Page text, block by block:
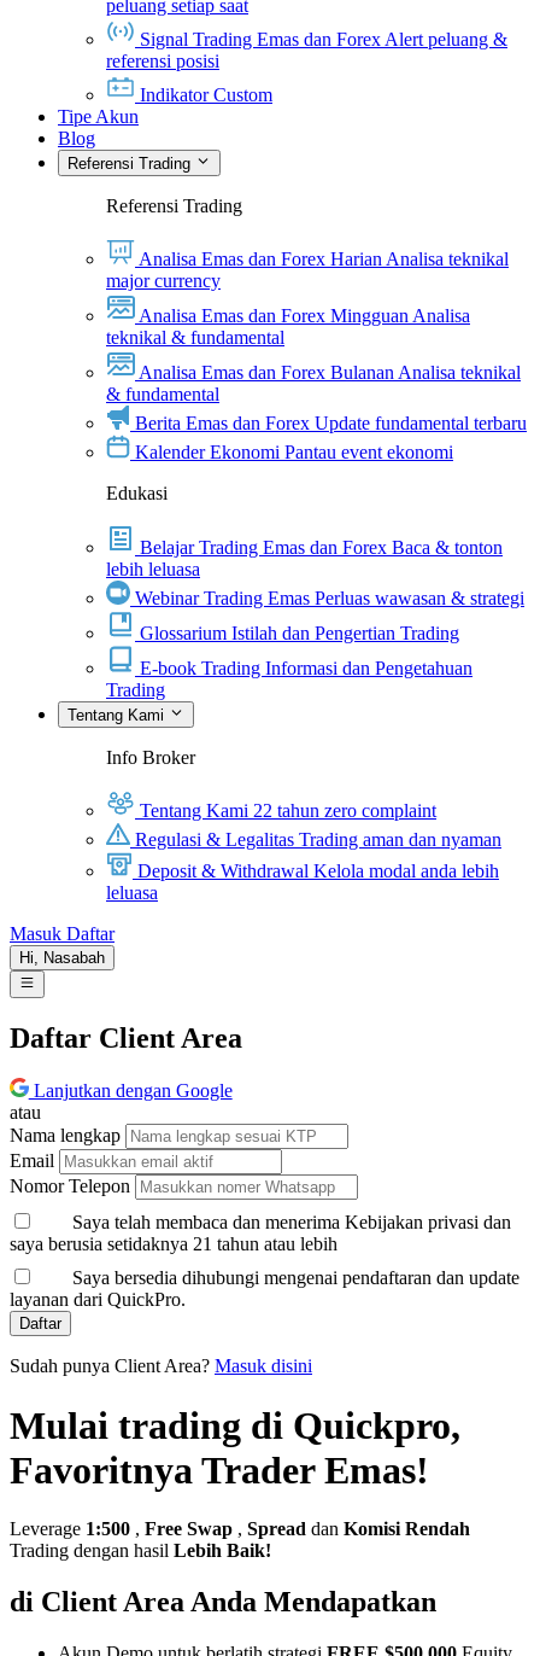
peluang setiap saat
Signal Trading Emas dan Forex Alert peluang &
referensi posisi
Indikator Custom
Tipe Akun
Blog
Referensi Trading
Referensi Trading
Analisa Emas dan Forex Harian Analisa teknikal
major currency
Analisa Emas dan Forex Mingguan Analisa
teknikal & fundamental
Analisa Emas dan Forex Bulanan Analisa teknikal
& fundamental
Berita Emas dan Forex Update fundamental terbaru
Kalender Ekonomi Pantau event ekonomi
Edukasi
Belajar Trading Emas dan Forex Baca & tonton
lebih leluasa
Webinar Trading Emas Perluas wawasan & strategi
Glossarium Istilah dan Pengertian Trading
E-book Trading Informasi dan Pengetahuan
Trading
Tentang Kami
Info Broker
Tentang Kami 22 tahun zero complaint
Regulasi & Legalitas Trading aman dan nyaman
Deposit & Withdrawal Kelola modal anda lebih
leluasa
Masuk Daftar
Hi, Nasabah
Daftar Client Area
Lanjutkan dengan Google
atau
Nama lengkap
Email
Nomor Telepon
Saya telah membaca dan menerima Kebijakan privasi dan
saya berusia setidaknya 21 tahun atau lebih
Saya bersedia dihubungi mengenai pendaftaran dan update
layanan dari QuickPro.
Daftar
Sudah punya Client Area? Masuk disini
Mulai trading di Quickpro,
Favoritnya Trader Emas!
Leverage 1:500 , Free Swap , Spread dan Komisi Rendah
Trading dengan hasil Lebih Baik!
di Client Area Anda Mendapatkan